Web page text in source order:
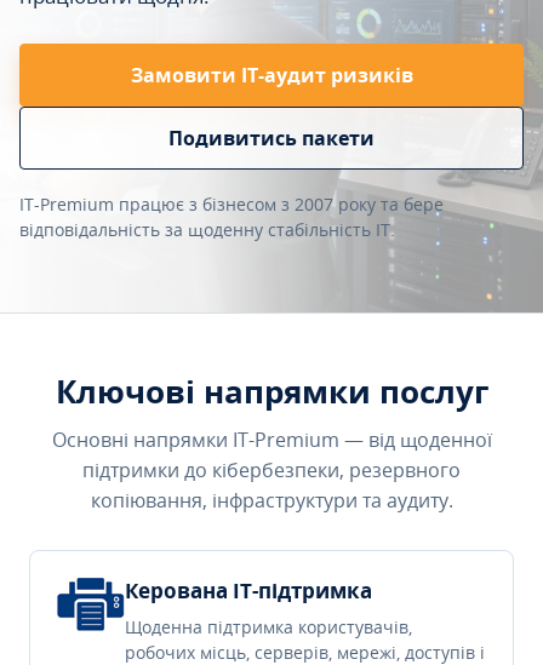
Замовити ІТ-аудит ризиків
Подивитись пакети
IT-Premium працює з бізнесом з 2007 року та бере
відповідальність за щоденну стабільність IT.
Ключові напрямки послуг
Основні напрямки IT-Premium — від щоденної
підтримки до кібербезпеки, резервного
копіювання, інфраструктури та аудиту.
Керована IT-підтримка
Щоденна підтримка користувачів,
робочих місць, серверів, мережі, доступів і